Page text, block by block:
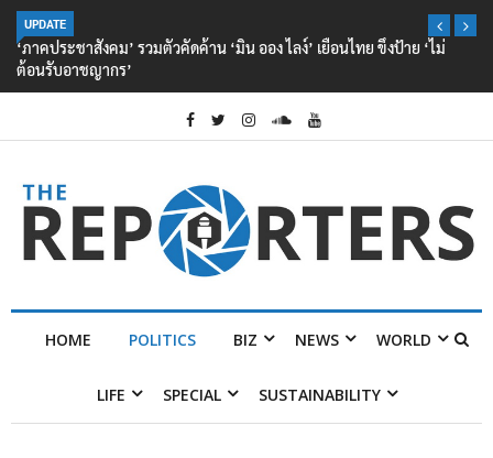
UPDATE
‘ภาคประชาสังคม’ รวมตัวคัดค้าน ‘มิน ออง ไลง์’ เยือนไทย ขึงป้าย ‘ไม่
ต้อนรับอาชญากร’
HOME POLITICS BIZ NEWS WORLD
LIFE SPECIAL SUSTAINABILITY